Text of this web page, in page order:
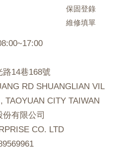
保固登錄
維修填單
14巷168號
RD SHUANGLIAN VIL
TAOYUAN CITY TAIWAN
有限公司
CO. LTD